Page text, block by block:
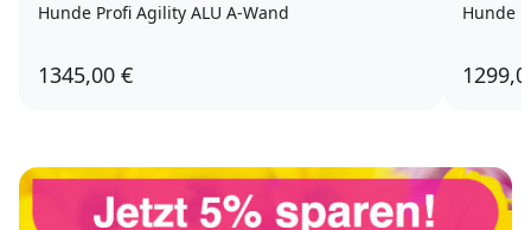
Hunde Profi Agility ALU A-Wand
1345,00 €
Hunde